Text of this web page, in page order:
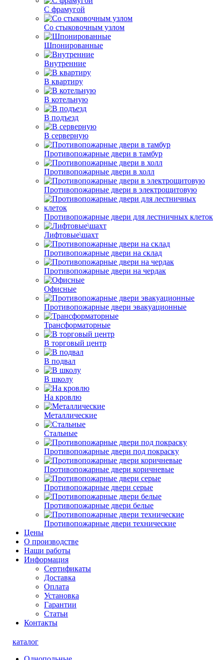
С фрамугой
Со стыковочным узлом
Шпонированные
Внутренние
В квартиру
В котельную
В подъезд
В серверную
Противопожарные двери в тамбур
Противопожарные двери в холл
Противопожарные двери в электрощитовую
Противопожарные двери для лестничных клеток
Лифтовые\шахт
Противопожарные двери на склад
Противопожарные двери на чердак
Офисные
Противопожарные двери эвакуационные
Трансформаторные
В торговый центр
В подвал
В школу
На кровлю
Металлические
Стальные
Противопожарные двери под покраску
Противопожарные двери коричневые
Противопожарные двери серые
Противопожарные двери белые
Противопожарные двери технические
Цены
О производстве
Наши работы
Информация
Сертификаты
Доставка
Оплата
Установка
Гарантии
Статьи
Контакты
каталог